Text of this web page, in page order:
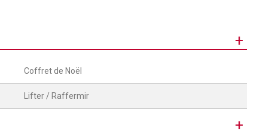
+
Coffret de Noël
Lifter / Raffermir
+